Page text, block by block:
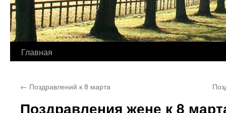
Главная
← Поздравлений к 8 марта
Поздравления жене к 8